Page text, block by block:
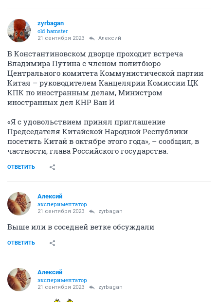
zyrbagan
old hamster
21 сентября 2023 Алексий
В Константиновском дворце проходит встреча
Владимира Путина с членом политбюро
Центрального комитета Коммунистической партии
Китая – руководителем Канцелярии Комиссии ЦК
КПК по иностранным делам, Министром
иностранных дел КНР Ван И
«Я с удовольствием принял приглашение
Председателя Китайской Народной Республики
посетить Китай в октябре этого года», – сообщил, в
частности, глава Российского государства.
ОТВЕТИТЬ
Алексий
экспериментатор
21 сентября 2023 zyrbagan
Выше или в соседней ветке обсуждали
ОТВЕТИТЬ
Алексий
экспериментатор
21 сентября 2023 zyrbagan